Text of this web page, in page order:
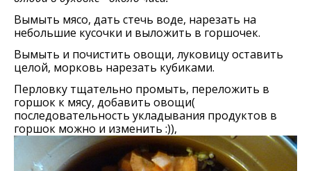
Вымыть мясо, дать стечь воде, нарезать на
небольшие кусочки и выложить в горшочек.
Вымыть и почистить овощи, луковицу оставить
целой, морковь нарезать кубиками.
Перловку тщательно промыть, переложить в
горшок к мясу, добавить овощи(
последовательность укладывания продуктов в
горшок можно и изменить :)),